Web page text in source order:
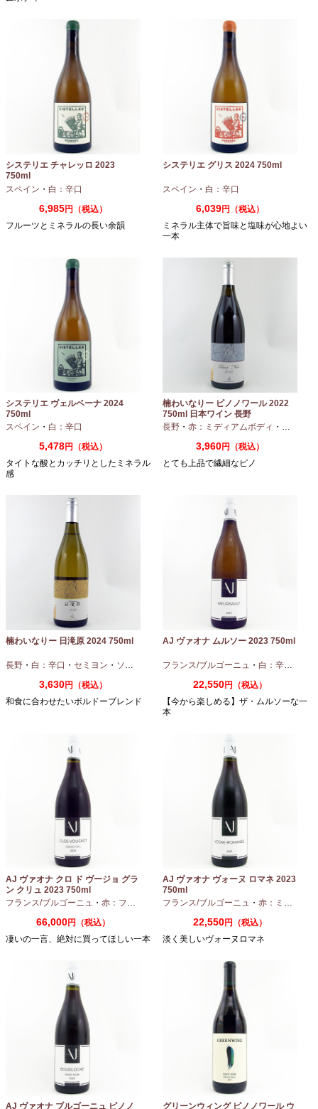
システリエ チャレッロ 2023
750ml
スペイン ・ 白：辛口
6,985円（税込）
フルーツとミネラルの長い余韻
システリエ グリス 2024 750ml
スペイン ・ 白：辛口
6,039円（税込）
ミネラル主体で旨味と塩味が心地よい
一本
システリエ ヴェルベーナ 2024
750ml
スペイン ・ 白：辛口
5,478円（税込）
タイトな酸とカッチリとしたミネラル
感
楠わいなりー ピノノワール 2022
750ml 日本ワイン 長野
長野 ・ 赤：ミディアムボディ ・ ピノノワ
3,960円（税込）
とても上品で繊細なピノ
楠わいなりー 日滝原 2024 750ml
長野 ・ 白：辛口 ・ セミヨン ・ ソーヴィニオンブラン
3,630円（税込）
和食に合わせたいボルドーブレンド
AJ ヴァオナ ムルソー 2023 750ml
フランス/ブルゴーニュ ・ 白：辛口
22,550円（税込）
【今から楽しめる】ザ・ムルソーな一
本
AJ ヴァオナ クロ ド ヴージョ グラ
ン クリュ 2023 750ml
フランス/ブルゴーニュ ・ 赤：フルボディ ・ピノノワール
66,000円（税込）
凄いの一言、絶対に買ってほしい一本
AJ ヴァオナ ヴォーヌ ロマネ 2023
750ml
フランス/ブルゴーニュ ・ 赤：ミディアムボディ
22,550円（税込）
淡く美しいヴォーヌロマネ
AJ ヴァオナ ブルゴーニュ ピノノ グリーンウィング ピノノワール ウ